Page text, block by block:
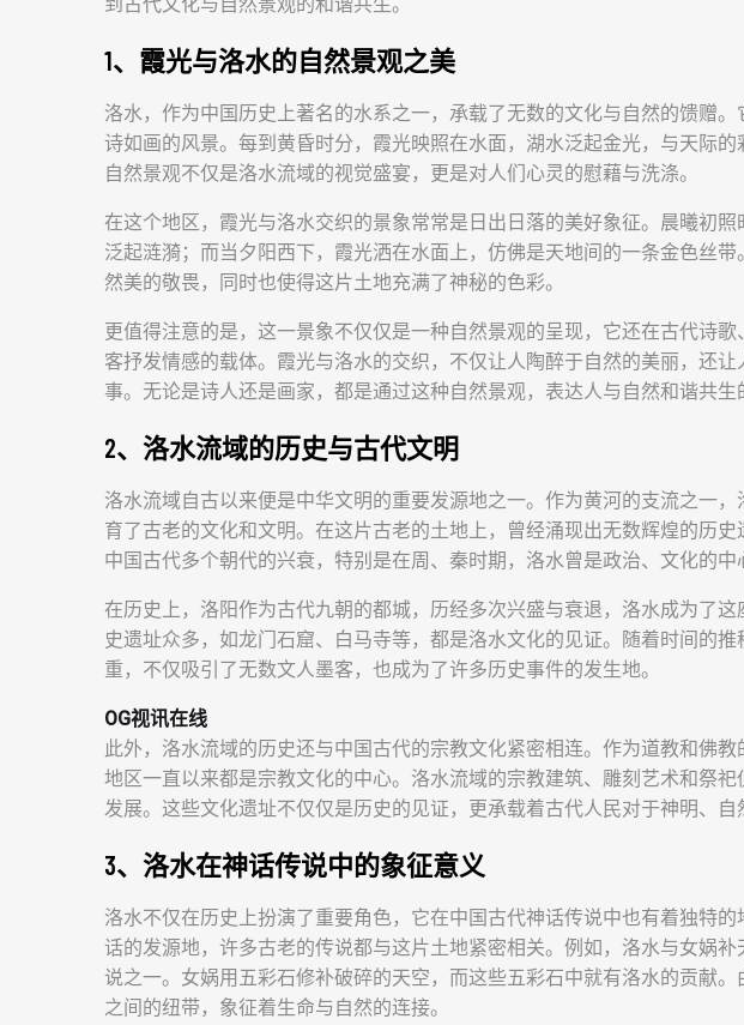
1、霞光与洛水的自然景观之美
洛水，作为中国历史上著名的水系之一，承载了无数的文化与自然的馈赠
诗如画的风景。每到黄昏时分，霞光映照在水面，湖水泛起金光，与天际
自然景观不仅是洛水流域的视觉盛宴，更是对人们心灵的慰藉与洗涤。
在这个地区，霞光与洛水交织的景象常常是日出日落的美好象征。晨曦初照
泛起涟漪；而当夕阳西下，霞光洒在水面上，仿佛是天地间的一条金色丝
然美的敬畏，同时也使得这片土地充满了神秘的色彩。
更值得注意的是，这一景象不仅仅是一种自然景观的呈现，它还在古代诗
客抒发情感的载体。霞光与洛水的交织，不仅让人陶醉于自然的美丽，还
事。无论是诗人还是画家，都是通过这种自然景观，表达人与自然和谐共生
2、洛水流域的历史与古代文明
洛水流域自古以来便是中华文明的重要发源地之一。作为黄河的支流之一
育了古老的文化和文明。在这片古老的土地上，曾经涌现出无数辉煌的历
中国古代多个朝代的兴衰，特别是在周、秦时期，洛水曾是政治、文化的中
在历史上，洛阳作为古代九朝的都城，历经多次兴盛与衰退，洛水成为了
史遗址众多，如龙门石窟、白马寺等，都是洛水文化的见证。随着时间的
重，不仅吸引了无数文人墨客，也成为了许多历史事件的发生地。
OG视讯在线
此外，洛水流域的历史还与中国古代的宗教文化紧密相连。作为道教和佛
地区一直以来都是宗教文化的中心。洛水流域的宗教建筑、雕刻艺术和祭
发展。这些文化遗址不仅仅是历史的见证，更承载着古代人民对于神明、自
3、洛水在神话传说中的象征意义
洛水不仅在历史上扮演了重要角色，它在中国古代神话传说中也有着独特
话的发源地，许多古老的传说都与这片土地紧密相关。例如，洛水与女娲
说之一。女娲用五彩石修补破碎的天空，而这些五彩石中就有洛水的贡献
之间的纽带，象征着生命与自然的连接。